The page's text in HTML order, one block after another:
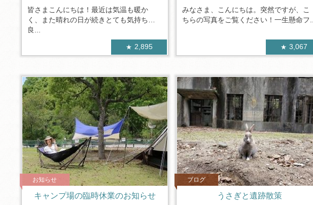
皆さまこんにちは！最近は気温も暖か
く、また晴れの日が続きとても気持ちが
良...
2,895
みなさま、こんにちは。突然ですが、こ
ちらの写真をご覧ください！一生懸命フ...
3,067
お知らせ
キャンプ場の臨時休業のお知らせ
ブログ
うさぎと遺跡散策